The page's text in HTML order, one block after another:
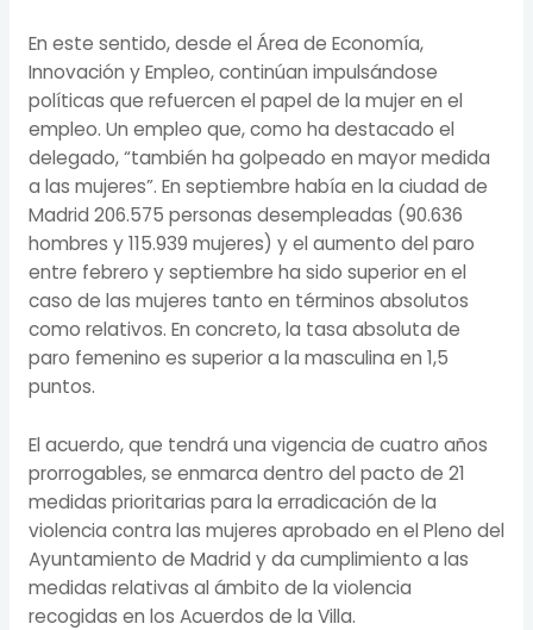
En este sentido, desde el Área de Economía,
Innovación y Empleo, continúan impulsándose
políticas que refuercen el papel de la mujer en el
empleo. Un empleo que, como ha destacado el
delegado, “también ha golpeado en mayor medida
a las mujeres”. En septiembre había en la ciudad de
Madrid 206.575 personas desempleadas (90.636
hombres y 115.939 mujeres) y el aumento del paro
entre febrero y septiembre ha sido superior en el
caso de las mujeres tanto en términos absolutos
como relativos. En concreto, la tasa absoluta de
paro femenino es superior a la masculina en 1,5
puntos.
El acuerdo, que tendrá una vigencia de cuatro años
prorrogables, se enmarca dentro del pacto de 21
medidas prioritarias para la erradicación de la
violencia contra las mujeres aprobado en el Pleno del
Ayuntamiento de Madrid y da cumplimiento a las
medidas relativas al ámbito de la violencia
recogidas en los Acuerdos de la Villa.